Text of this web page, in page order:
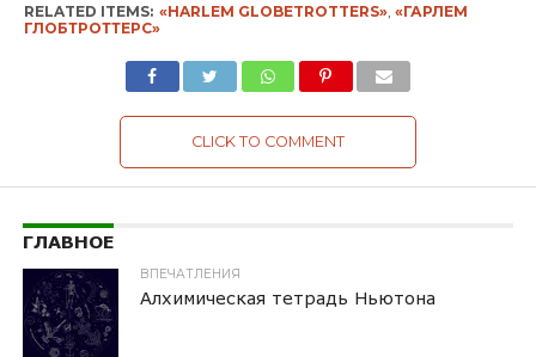
RELATED ITEMS: «HARLEM GLOBETROTTERS», «ГАРЛЕМ
ГЛОБТРОТТЕРС»
CLICK TO COMMENT
ГЛАВНОЕ
ВПЕЧАТЛЕНИЯ
Алхимическая тетрадь Ньютона